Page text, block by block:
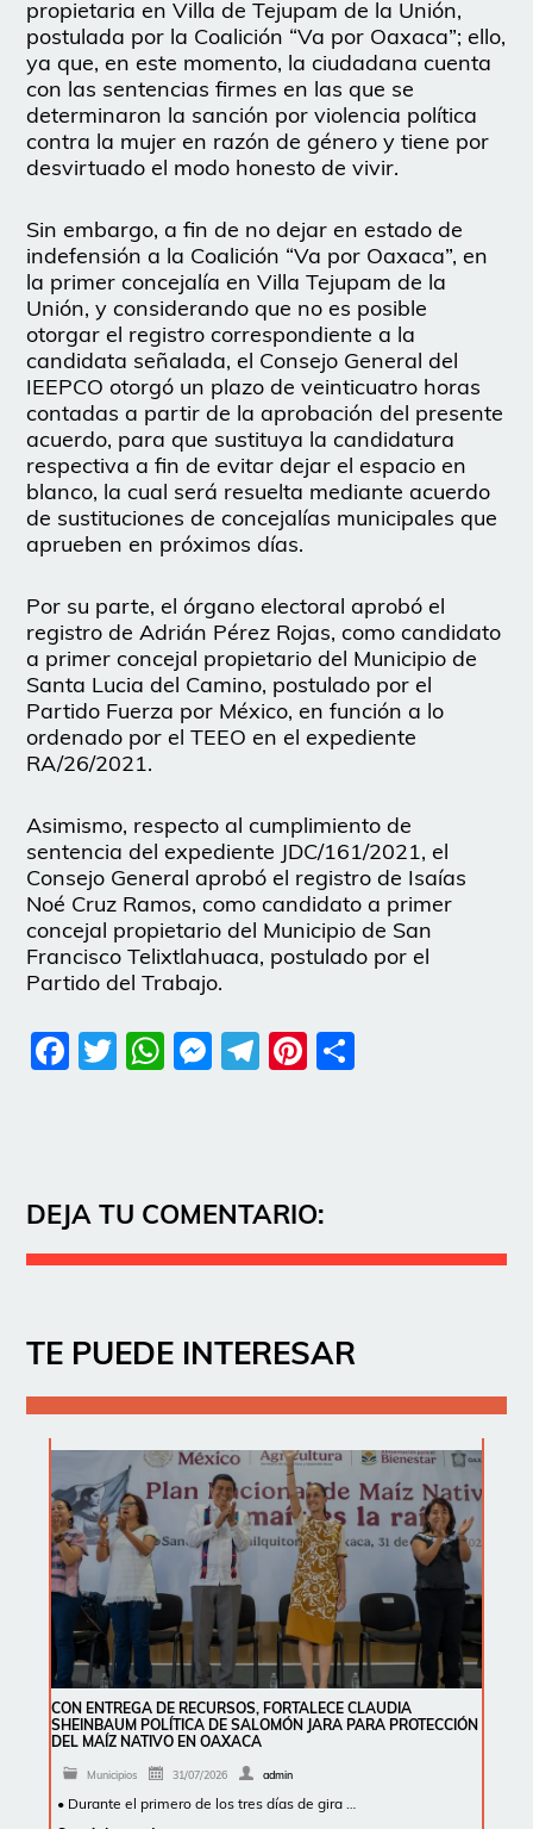
propietaria en Villa de Tejupam de la Unión,
postulada por la Coalición “Va por Oaxaca”; ello,
ya que, en este momento, la ciudadana cuenta
con las sentencias firmes en las que se
determinaron la sanción por violencia política
contra la mujer en razón de género y tiene por
desvirtuado el modo honesto de vivir.
Sin embargo, a fin de no dejar en estado de
indefensión a la Coalición “Va por Oaxaca”, en
la primer concejalía en Villa Tejupam de la
Unión, y considerando que no es posible
otorgar el registro correspondiente a la
candidata señalada, el Consejo General del
IEEPCO otorgó un plazo de veinticuatro horas
contadas a partir de la aprobación del presente
acuerdo, para que sustituya la candidatura
respectiva a fin de evitar dejar el espacio en
blanco, la cual será resuelta mediante acuerdo
de sustituciones de concejalías municipales que
aprueben en próximos días.
Por su parte, el órgano electoral aprobó el
registro de Adrián Pérez Rojas, como candidato
a primer concejal propietario del Municipio de
Santa Lucia del Camino, postulado por el
Partido Fuerza por México, en función a lo
ordenado por el TEEO en el expediente
RA/26/2021.
Asimismo, respecto al cumplimiento de
sentencia del expediente JDC/161/2021, el
Consejo General aprobó el registro de Isaías
Noé Cruz Ramos, como candidato a primer
concejal propietario del Municipio de San
Francisco Telixtlahuaca, postulado por el
Partido del Trabajo.
Facebook
Twitter
WhatsApp
Messenger
Telegram
Pinterest
DEJA TU COMENTARIO:
TE PUEDE INTERESAR
CON ENTREGA DE RECURSOS, FORTALECE CLAUDIA
SHEINBAUM POLÍTICA DE SALOMÓN JARA PARA PROTECCIÓN
DEL MAÍZ NATIVO EN OAXACA
Municipios 31/07/2026 admin
• Durante el primero de los tres días de gira …